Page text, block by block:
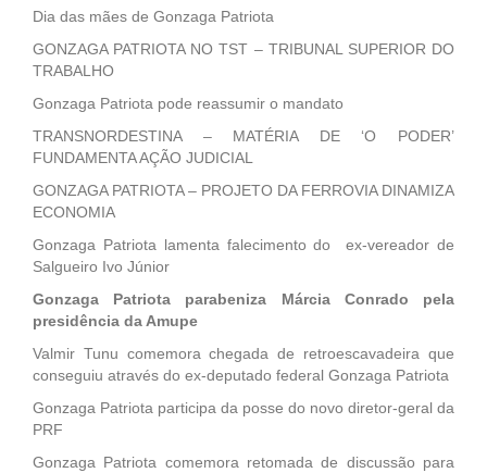
Dia das mães de Gonzaga Patriota
GONZAGA PATRIOTA NO TST – TRIBUNAL SUPERIOR DO
TRABALHO
Gonzaga Patriota pode reassumir o mandato
TRANSNORDESTINA – MATÉRIA DE ‘O PODER’
FUNDAMENTA AÇÃO JUDICIAL
GONZAGA PATRIOTA – PROJETO DA FERROVIA DINAMIZA
ECONOMIA
Gonzaga Patriota lamenta falecimento do ex-vereador de
Salgueiro Ivo Júnior
Gonzaga Patriota parabeniza Márcia Conrado pela
presidência da Amupe
Valmir Tunu comemora chegada de retroescavadeira que
conseguiu através do ex-deputado federal Gonzaga Patriota
Gonzaga Patriota participa da posse do novo diretor-geral da
PRF
Gonzaga Patriota comemora retomada de discussão para